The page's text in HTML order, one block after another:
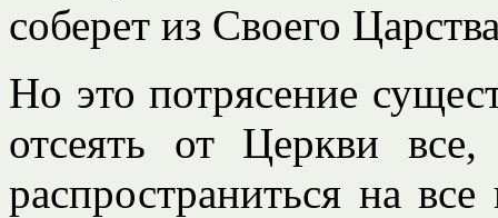
соберет из Своего
Но это потрясение
отсеять от Церкви
распространиться на